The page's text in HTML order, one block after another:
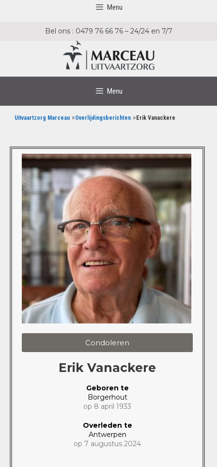
Menu
Bel ons : 0479 76 66 76 – 24/24 en 7/7
Menu
Uitvaartzorg Marceau »Overlijdingsberichten »Erik Vanackere
Condoleren
Erik Vanackere
Geboren te
Borgerhout
op 8 april 1933
Overleden te
Antwerpen
op 7 augustus 2024